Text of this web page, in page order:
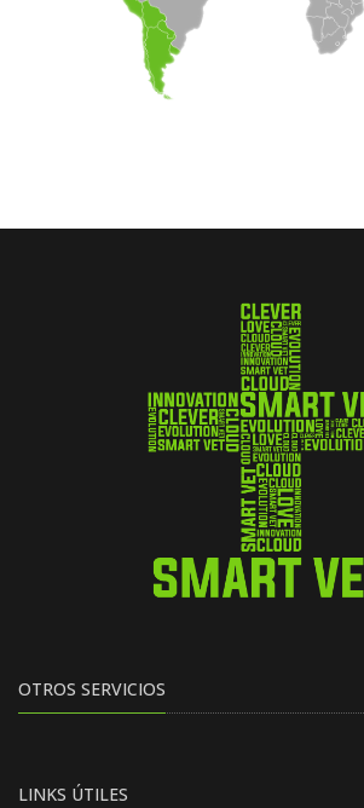
OTROS SERVICIOS
LINKS ÚTILES